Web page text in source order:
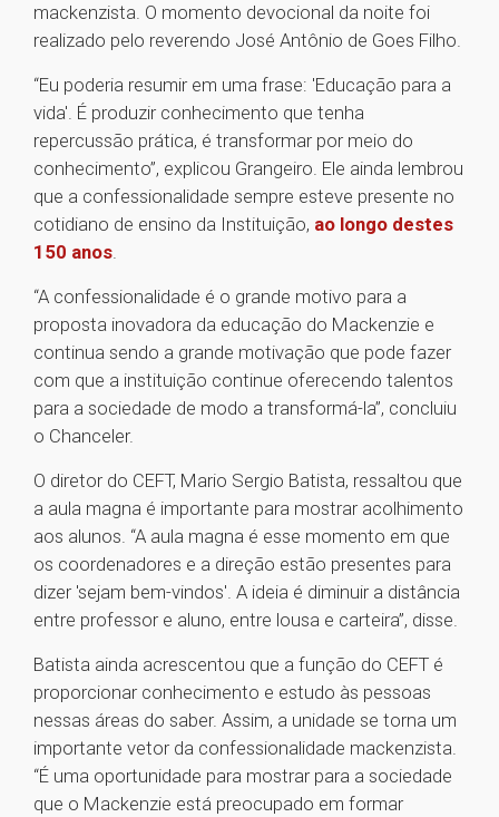
mackenzista. O momento devocional da noite foi
realizado pelo reverendo José Antônio de Goes Filho.
“Eu poderia resumir em uma frase: 'Educação para a
vida'. É produzir conhecimento que tenha
repercussão prática, é transformar por meio do
conhecimento”, explicou Grangeiro. Ele ainda lembrou
que a confessionalidade sempre esteve presente no
cotidiano de ensino da Instituição, ao longo destes
150 anos.
“A confessionalidade é o grande motivo para a
proposta inovadora da educação do Mackenzie e
continua sendo a grande motivação que pode fazer
com que a instituição continue oferecendo talentos
para a sociedade de modo a transformá-la”, concluiu
o Chanceler.
O diretor do CEFT, Mario Sergio Batista, ressaltou que
a aula magna é importante para mostrar acolhimento
aos alunos. “A aula magna é esse momento em que
os coordenadores e a direção estão presentes para
dizer 'sejam bem-vindos'. A ideia é diminuir a distância
entre professor e aluno, entre lousa e carteira”, disse.
Batista ainda acrescentou que a função do CEFT é
proporcionar conhecimento e estudo às pessoas
nessas áreas do saber. Assim, a unidade se torna um
importante vetor da confessionalidade mackenzista.
“É uma oportunidade para mostrar para a sociedade
que o Mackenzie está preocupado em formar